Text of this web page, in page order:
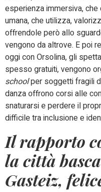
esperienza immersiva,
umana, che utilizza,
offrendole però allo
vengono da altrove. E poi
oggi con Orsolina, gli
spesso gratuiti, vengono
schoolper soggetti fragili
danza offrono corsi alle
snaturarsi e perdere il
difficile tra inclusione e
Il rapporto
la città
Gasteiz,